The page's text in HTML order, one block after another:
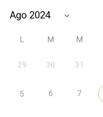
L M M
29 30 31
5 6 7